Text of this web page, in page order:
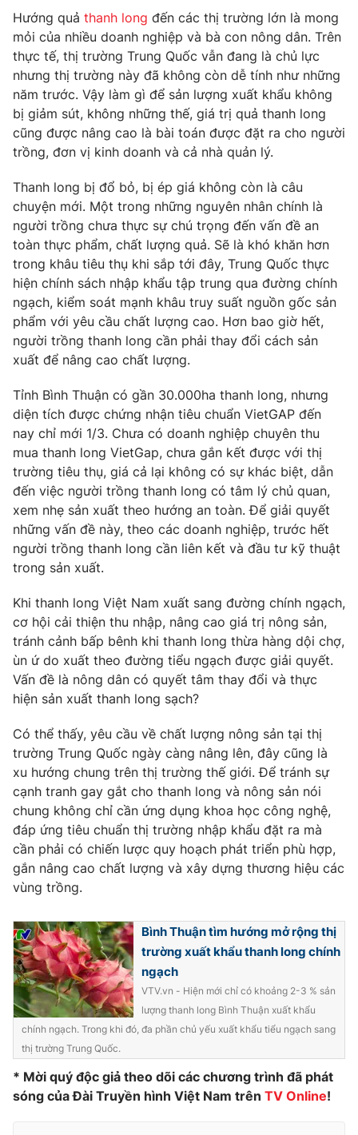
Góc doanh nghiệp
Truyền hình
Phim VTV
Hậu trường
Nhân vật
Khán giả
Giải sao mai
Giải trí
Điện ảnh
Âm nhạc
Đời sống
Du lịch
Làm đẹp
Chất lượng cuộc sống
Tuyển sinh
Học trực tuyến
Công nghệ
Hitech Công nghệ tương lai
Sản phẩm
Thị trường
Tư vấn
Giao lưu trực tuyến
Lịch phát sóng
Chuyên mục khác
Emagazine Podcast
Photo Infographic
Video Shorts video
VTV Money VTV Thể thao
Thị trường 24h Tấm lòng Việt
VTV4 Vươn mình bằng AI
VTV8
Liên hệ tòa soạn English
THỜI BÁO VTV
Theo dõi báo trên
Cơ quan chủ quản:Đài Truyền hình Việt Nam
Cơ quan báo chí:Thời báo VTV
Giấy phép hoạt động báo in và báo điện tử số 483/GP-BTTTT
cấp ngày 29/12/2023
Tổng Biên tập:Vũ Thanh Thủy
Phó Tổng Biên tập:Nguyễn Thị Mỹ Hạnh, Phạm Quốc Thắng,
Nguyễn Trọng Ninh
Hướng quả thanh long đến các thị trường lớn là mong
mỏi của nhiều doanh nghiệp và bà con nông dân. Trên
thực tế, thị trường Trung Quốc vẫn đang là chủ lực
nhưng thị trường này đã không còn dễ tính như những
năm trước. Vậy làm gì để sản lượng xuất khẩu không
bị giảm sút, không những thế, giá trị quả thanh long
cũng được nâng cao là bài toán được đặt ra cho người
trồng, đơn vị kinh doanh và cả nhà quản lý.
Thanh long bị đổ bỏ, bị ép giá không còn là câu
chuyện mới. Một trong những nguyên nhân chính là
người trồng chưa thực sự chú trọng đến vấn đề an
toàn thực phẩm, chất lượng quả. Sẽ là khó khăn hơn
trong khâu tiêu thụ khi sắp tới đây, Trung Quốc thực
hiện chính sách nhập khẩu tập trung qua đường chính
ngạch, kiểm soát mạnh khâu truy suất nguồn gốc sản
phẩm với yêu cầu chất lượng cao. Hơn bao giờ hết,
người trồng thanh long cần phải thay đổi cách sản
xuất để nâng cao chất lượng.
Tỉnh Bình Thuận có gần 30.000ha thanh long, nhưng
diện tích được chứng nhận tiêu chuẩn VietGAP đến
nay chỉ mới 1/3. Chưa có doanh nghiệp chuyên thu
mua thanh long VietGap, chưa gắn kết được với thị
trường tiêu thụ, giá cả lại không có sự khác biệt, dẫn
đến việc người trồng thanh long có tâm lý chủ quan,
xem nhẹ sản xuất theo hướng an toàn. Để giải quyết
những vấn đề này, theo các doanh nghiệp, trước hết
người trồng thanh long cần liên kết và đầu tư kỹ thuật
trong sản xuất.
Khi thanh long Việt Nam xuất sang đường chính ngạch,
cơ hội cải thiện thu nhập, nâng cao giá trị nông sản,
tránh cảnh bấp bênh khi thanh long thừa hàng dội chợ,
ùn ứ do xuất theo đường tiểu ngạch được giải quyết.
Vấn đề là nông dân có quyết tâm thay đổi và thực
hiện sản xuất thanh long sạch?
Có thể thấy, yêu cầu về chất lượng nông sản tại thị
trường Trung Quốc ngày càng nâng lên, đây cũng là
xu hướng chung trên thị trường thế giới. Để tránh sự
cạnh tranh gay gắt cho thanh long và nông sản nói
chung không chỉ cần ứng dụng khoa học công nghệ,
đáp ứng tiêu chuẩn thị trường nhập khẩu đặt ra mà
cần phải có chiến lược quy hoạch phát triển phù hợp,
gắn nâng cao chất lượng và xây dựng thương hiệu các
vùng trồng.
Bình Thuận tìm hướng mở rộng thị
trường xuất khẩu thanh long chính
ngạch
VTV.vn - Hiện mới chỉ có khoảng 2-3 % sản
lượng thanh long Bình Thuận xuất khẩu
chính ngạch. Trong khi đó, đa phần chủ yếu xuất khẩu tiểu ngạch sang
thị trường Trung Quốc.
* Mời quý độc giả theo dõi các chương trình đã phát
sóng của Đài Truyền hình Việt Nam trên TV Online!